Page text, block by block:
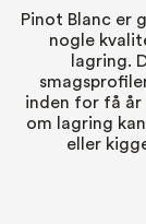
Pinot Blanc er
nogle
lagring.
inden for få år
om lagring
eller